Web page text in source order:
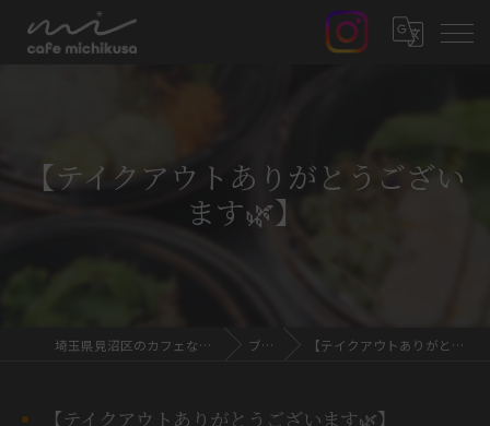
【テイクアウトありがとうござい
ます🌿】
埼玉県見沼区のカフェならcafe MICHIKUSA ブログ 【テイクアウトありがとうございます🌿】
【テイクアウトありがとうございます🌿】